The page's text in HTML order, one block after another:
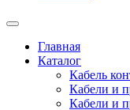
Главная
Каталог
Кабель
Кабели и
Кабели и